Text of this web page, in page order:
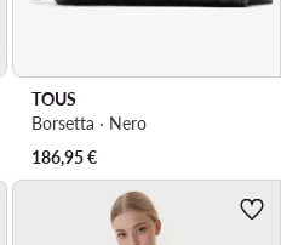
TOUS
Borsetta · Nero
186,95€